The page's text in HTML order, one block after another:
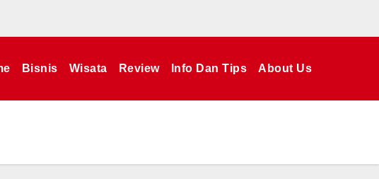
Bisnis Wisata Review Info Dan Tips About Us